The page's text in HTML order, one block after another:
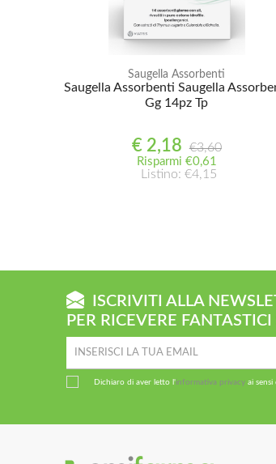
Saugella Assorbenti
Saugella Assorbenti Saugella
Gg 14pz Tp
€ 2,18 €3,60
Risparmi €0,61
Listino: €4,15
ISCRIVITI ALLA
PER RICEVERE FANTASTICI
Dichiaro di aver letto l'informativa privacy ai